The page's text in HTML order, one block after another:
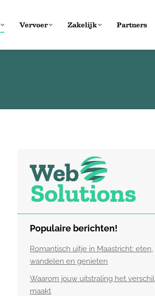
Vervoer Zakelijk Partners
Populaire berichten!
Romantisch uitje in Maastricht: eten,
wandelen en genieten
Waarom jouw uitstraling het verschil
maakt